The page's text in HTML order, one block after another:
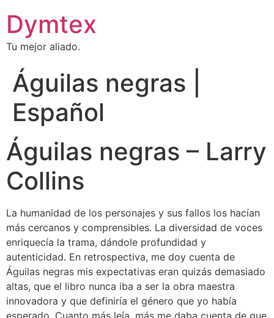
Dymtex
Tu mejor aliado.
Águilas negras |
Español
Águilas negras – Larry
Collins
La humanidad de los personajes y sus fallos los hacían
más cercanos y comprensibles. La diversidad de voces
enriquecía la trama, dándole profundidad y
autenticidad. En retrospectiva, me doy cuenta de
Águilas negras mis expectativas eran quizás demasiado
altas, que el libro nunca iba a ser la obra maestra
innovadora y que definiría el género que yo había
esperado. Cuanto más leía, más me daba cuenta de que